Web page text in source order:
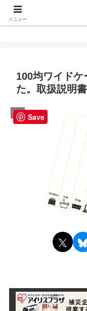
100均ワイド
た。取扱説明
収納
メニュー
Save